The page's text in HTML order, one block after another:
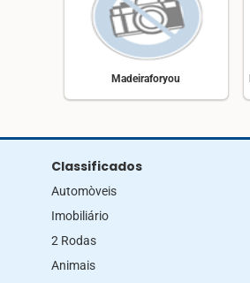
Madeiraforyou
Classificados
Automòveis
Imobiliário
2 Rodas
Animais